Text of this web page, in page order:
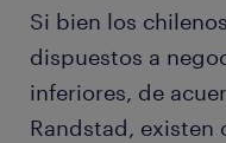
Si bien los
dispuestos a
inferiores, de
Randstad, existen